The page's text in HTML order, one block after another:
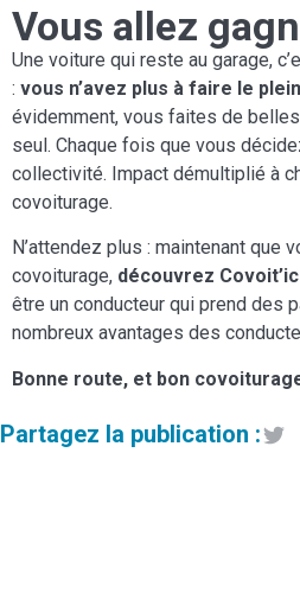
Vous allez
Une voiture qui reste au garage,
: vous n’avez plus à faire le
évidemment, vous faites de belles
seul. Chaque fois que vous
collectivité. Impact démultiplié à
covoiturage.
N’attendez plus : maintenant
covoiturage, découvrez
être un conducteur qui prend des
nombreux avantages des
Bonne route, et bon
Partagez la publication :